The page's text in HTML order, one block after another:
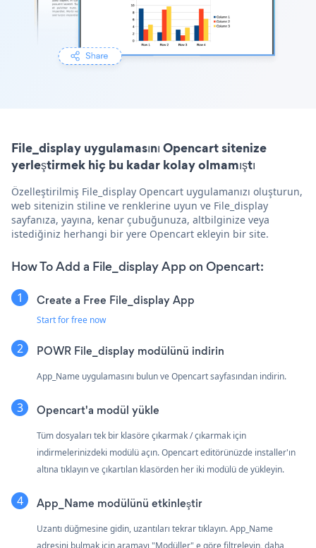
File_display uygulamasını Opencart sitenize
yerleştirmek hiç bu kadar kolay olmamıştı
Özelleştirilmiş File_display Opencart uygulamanızı oluşturun,
web sitenizin stiline ve renklerine uyun ve File_display
sayfanıza, yayına, kenar çubuğunuza, altbilginize veya
istediğiniz herhangi bir yere Opencart ekleyin bir site.
How To Add a File_display App on Opencart:
Create a Free File_display App
Start for free now
POWR File_display modülünü indirin
App_Name uygulamasını bulun ve Opencart sayfasından indirin.
Opencart'a modül yükle
Tüm dosyaları tek bir klasöre çıkarmak / çıkarmak için
indirmelerinizdeki modülü açın. Opencart editörünüzde installer'ın
altına tıklayın ve çıkartılan klasörden her iki modülü de yükleyin.
App_Name modülünü etkinleştir
Uzantı düğmesine gidin, uzantıları tekrar tıklayın. App_Name
adresini bulmak için aramayı "Modüller" e göre filtreleyin, daha